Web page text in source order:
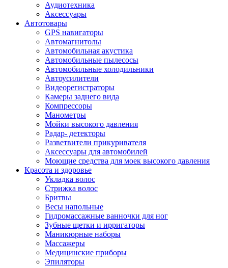
Аудиотехника
Аксессуары
Автотовары
GPS навигаторы
Автомагнитолы
Автомобильная акустика
Автомобильные пылесосы
Автомобильные холодильники
Автоусилители
Видеорегистраторы
Камеры заднего вида
Компрессоры
Манометры
Мойки высокого давления
Радар- детекторы
Разветвители прикуривателя
Аксессуары для автомобилей
Моющие средства для моек высокого давления
Красота и здоровье
Укладка волос
Стрижка волос
Бритвы
Весы напольные
Гидромассажные ванночки для ног
Зубные щетки и ирригаторы
Маникюрные наборы
Массажеры
Медицинские приборы
Эпиляторы